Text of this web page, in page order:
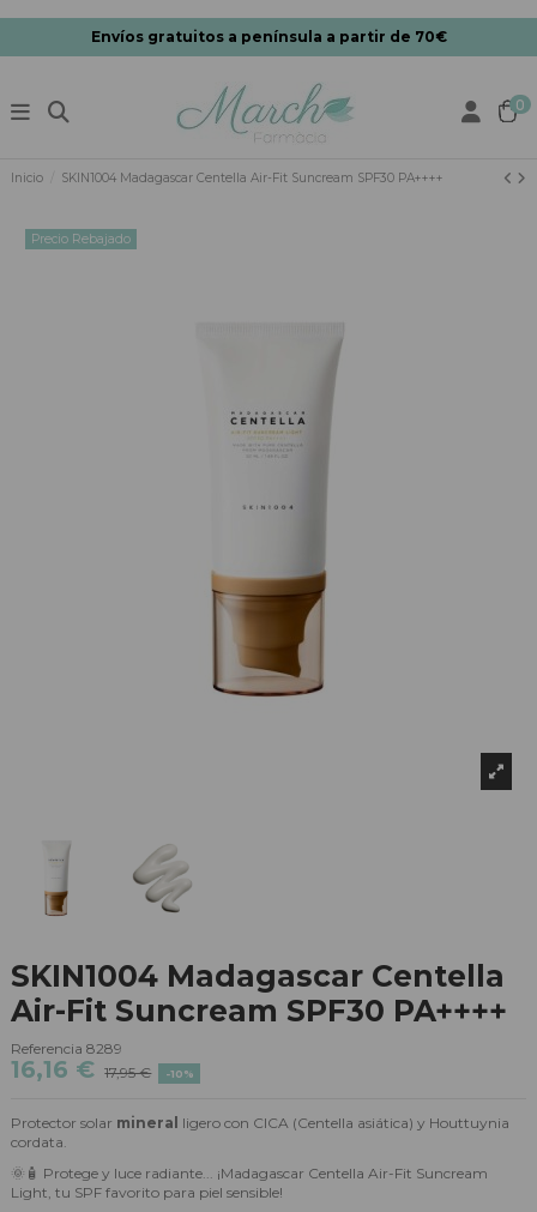
Envíos gratuitos a península a partir de 70€
0
Inicio SKIN1004 Madagascar Centella Air-Fit Suncream SPF30 PA++++
Precio Rebajado
SKIN1004 Madagascar Centella
Air-Fit Suncream SPF30 PA++++
Referencia 8289
16,16 € 17,95 € -10%
Protector solar mineral ligero con CICA (Centella asiática) y Houttuynia
cordata.
🌞🧴 Protege y luce radiante... ¡Madagascar Centella Air-Fit Suncream
Light, tu SPF favorito para piel sensible!